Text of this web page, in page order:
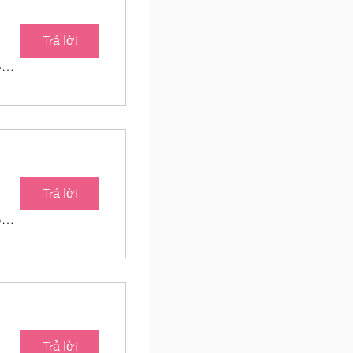
Baton Roots Community Farm
Trả lời
Baton Roots Community Farm
Trả lời
Trả lời